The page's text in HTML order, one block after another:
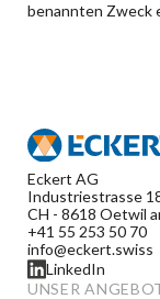
benannten Zweck
Eckert AG
Industriestrasse
CH - 8618 Oetwil
+41 55 253 50 70
info@eckert.swiss
LinkedIn
UNSER